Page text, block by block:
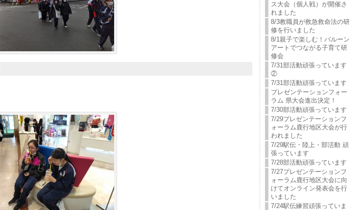
ス大会（個人戦）が開催さ
れました
8/3教職員が救急救命法の研
修を行いました
8/1親子で楽しむ！バルーン
アートでつながる子育て研
修会
7/31部活動頑張っています
②
7/31部活動頑張っています
プレゼンテーションフォー
ラム 県大会進出決定！
7/30部活動頑張っています
7/29プレゼンテーションフ
ォーラム鹿行地区大会が行
われました
7/29駅伝・陸上・部活動 頑
張っています
7/28部活動頑張っています
7/27プレゼンテーションフ
ォーラム鹿行地区大会に向
けてオンライン発表会を行
いました
7/24駅伝練習頑張っていま